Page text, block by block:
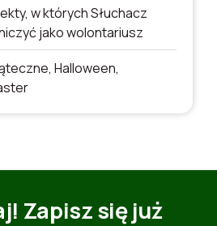
w których Słuchacz
jako wolontariusz
Halloween,
Zapisz się już